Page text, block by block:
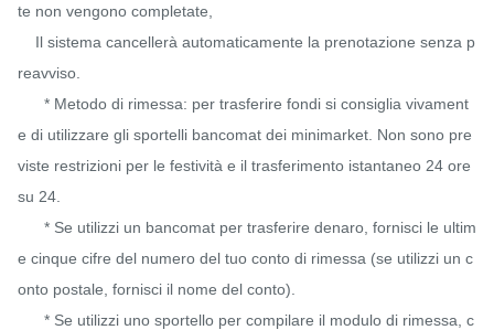
te non vengono completate,
reavviso.
e di utilizzare gli sportelli bancomat dei minimarket. Non sono pre
viste restrizioni per le festività e il trasferimento istantaneo 24 ore
su 24.
e cinque cifre del numero del tuo conto di rimessa (se utilizzi un c
onto postale, fornisci il nome del conto).